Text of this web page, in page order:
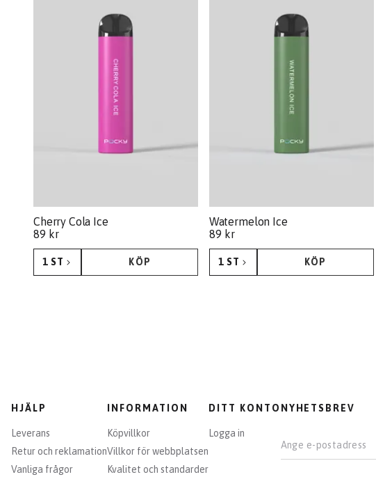
Cherry Cola Ice
89 kr
1 ST
KÖP
KÖP
Watermelon Ice
89 kr
1 ST
KÖP
KÖP
HJÄLP
Leverans
Retur och reklamation
Vanliga frågor
INFORMATION
Köpvillkor
Villkor för webbplatsen
Kvalitet och standarder
DITT KONTO
Logga in
NYHETSBREV